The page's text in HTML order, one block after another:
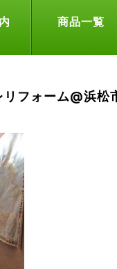
商品一覧
リフォーム@浜松